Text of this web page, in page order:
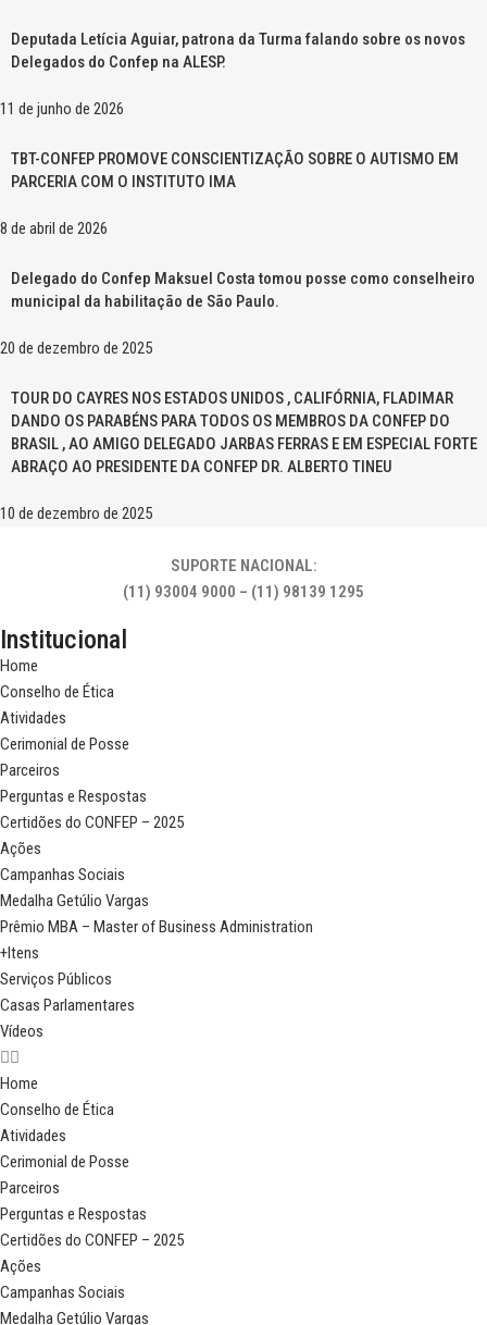
Deputada Letícia Aguiar, patrona da Turma falando sobre os novos
Delegados do Confep na ALESP.
11 de junho de 2026
TBT-CONFEP PROMOVE CONSCIENTIZAÇÃO SOBRE O AUTISMO EM
PARCERIA COM O INSTITUTO IMA
8 de abril de 2026
Delegado do Confep Maksuel Costa tomou posse como conselheiro
municipal da habilitação de São Paulo.
20 de dezembro de 2025
TOUR DO CAYRES NOS ESTADOS UNIDOS , CALIFÓRNIA, FLADIMAR
DANDO OS PARABÉNS PARA TODOS OS MEMBROS DA CONFEP DO
BRASIL , AO AMIGO DELEGADO JARBAS FERRAS E EM ESPECIAL FORTE
ABRAÇO AO PRESIDENTE DA CONFEP DR. ALBERTO TINEU
10 de dezembro de 2025
SUPORTE NACIONAL:
(11) 93004 9000 – (11) 98139 1295
Institucional
Home
Conselho de Ética
Atividades
Cerimonial de Posse
Parceiros
Perguntas e Respostas
Certidões do CONFEP – 2025
Ações
Campanhas Sociais
Medalha Getúlio Vargas
Prêmio MBA – Master of Business Administration
+Itens
Serviços Públicos
Casas Parlamentares
Vídeos
Home
Conselho de Ética
Atividades
Cerimonial de Posse
Parceiros
Perguntas e Respostas
Certidões do CONFEP – 2025
Ações
Campanhas Sociais
Medalha Getúlio Vargas